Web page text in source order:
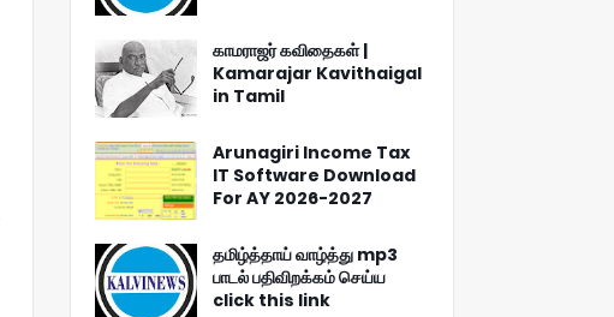
காமராஜர் கவிதைகள் |
Kamarajar Kavithaigal
in Tamil
Arunagiri Income Tax
IT Software Download
For AY 2026-2027
தமிழ்த்தாய் வாழ்த்து mp3
பாடல் பதிவிறக்கம் செய்ய
click this link